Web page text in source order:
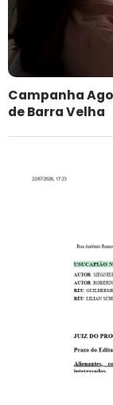
Campanha
de Barra Velha